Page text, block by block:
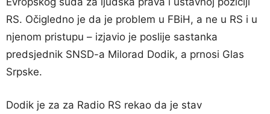
RS. Očigledno je da je problem u FBiH, a ne u RS i u
njenom pristupu – izjavio je poslije sastanka
predsjednik SNSD-a Milorad Dodik, a prnosi Glas
Srpske.
Dodik je za za Radio RS rekao da je stav